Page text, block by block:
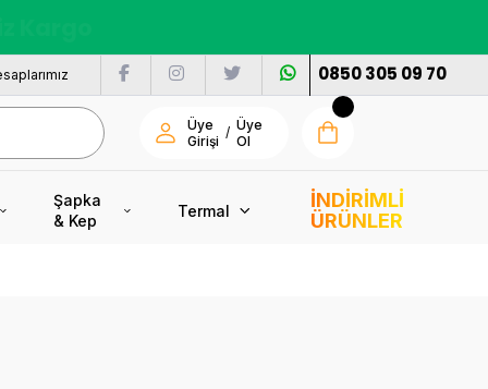
0850 305 09 70
Üye
Girişi
/ Üye
Ol
Şapka
& Kep
Termal
İNDİRİMLİ
ÜRÜNLER